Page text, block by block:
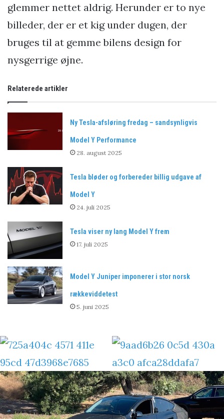
glemmer nettet aldrig. Herunder er to nye
billeder, der er et kig under dugen, der
bruges til at gemme bilens design for
nysgerrige øjne.
Relaterede artikler
Ny Tesla-afsløring fredag – sandsynligvis
Model Y Performance
28. august 2025
Tesla bløder og forbereder billig udgave af
Model Y
24. juli 2025
Tesla viser ny lang Model Y frem
17. juli 2025
Model Y Juniper imponerer i stor norsk
rækkeviddetest
5. juni 2025